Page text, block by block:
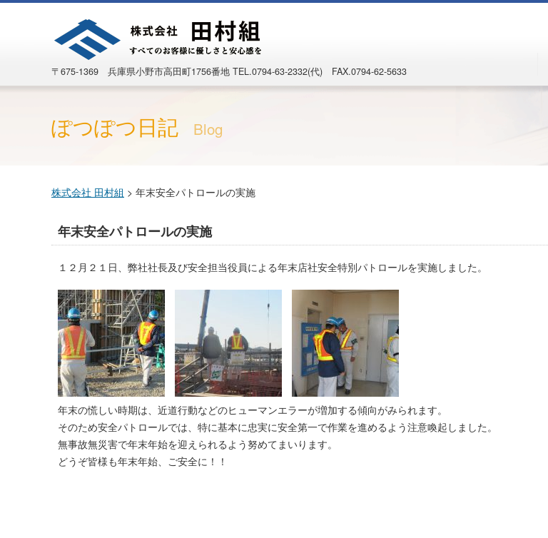
〒675-1369 兵庫県小野市高田町1756番地 TEL.0794-63-2332(代) FAX.0794-62-5633
ぽつぽつ日記 Blog
株式会社 田村組 > 年末安全パトロールの実施
年末安全パトロールの実施
１２月２１日、弊社社長及び安全担当役員による年末店社安全特別パトロールを実施しました。
年末の慌しい時期は、近道行動などのヒューマンエラーが増加する傾向がみられます。
そのため安全パトロールでは、特に基本に忠実に安全第一で作業を進めるよう注意喚起しました。
無事故無災害で年末年始を迎えられるよう努めてまいります。
どうぞ皆様も年末年始、ご安全に！！